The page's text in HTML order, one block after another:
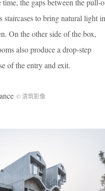
the gaps between the pull-
staircases to bring natural light
On the other side of the box,
also produce a drop-step
of the entry and exit.
© 清筑影像